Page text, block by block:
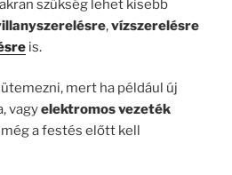
szükség lehet kisebb
,vízszerelésre
is.
mert ha például új
vagyelektromos vezeték
a festés előtt kell